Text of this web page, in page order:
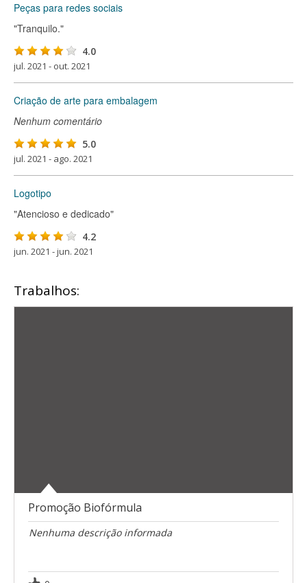
Peças para redes sociais
"Tranquilo."
4.0
jul. 2021 - out. 2021
Criação de arte para embalagem
Nenhum comentário
5.0
jul. 2021 - ago. 2021
Logotipo
"Atencioso e dedicado"
4.2
jun. 2021 - jun. 2021
Trabalhos:
Promoção Biofórmula
Nenhuma descrição informada